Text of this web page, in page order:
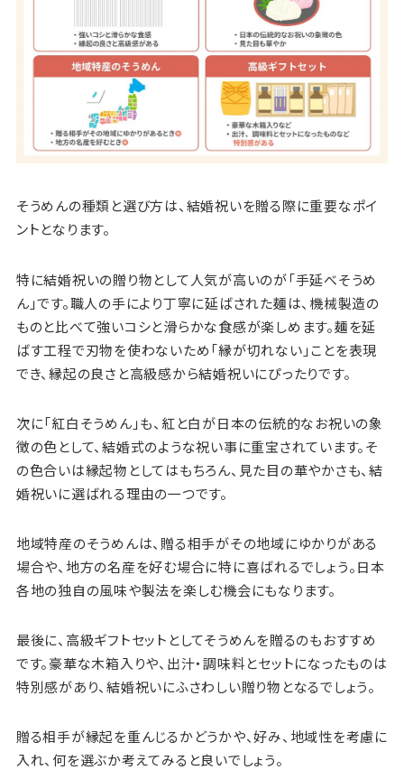
そうめんの種類と選び方は、結婚祝いを贈る際に重要なポイ
ントとなります。
特に結婚祝いの贈り物として人気が高いのが「手延べそうめ
ん」です。職人の手により丁寧に延ばされた麺は、機械製造の
ものと比べて強いコシと滑らかな食感が楽しめます。麺を延
ばす工程で刃物を使わないため「縁が切れない」ことを表現
でき、縁起の良さと高級感から結婚祝いにぴったりです。
次に「紅白そうめん」も、紅と白が日本の伝統的なお祝いの象
徴の色として、結婚式のような祝い事に重宝されています。そ
の色合いは縁起物としてはもちろん、見た目の華やかさも、結
婚祝いに選ばれる理由の一つです。
地域特産のそうめんは、贈る相手がその地域にゆかりがある
場合や、地方の名産を好む場合に特に喜ばれるでしょう。日本
各地の独自の風味や製法を楽しむ機会にもなります。
最後に、高級ギフトセットとしてそうめんを贈るのもおすすめ
です。豪華な木箱入りや、出汁・調味料とセットになったものは
特別感があり、結婚祝いにふさわしい贈り物となるでしょう。
贈る相手が縁起を重んじるかどうかや、好み、地域性を考慮に
入れ、何を選ぶか考えてみると良いでしょう。